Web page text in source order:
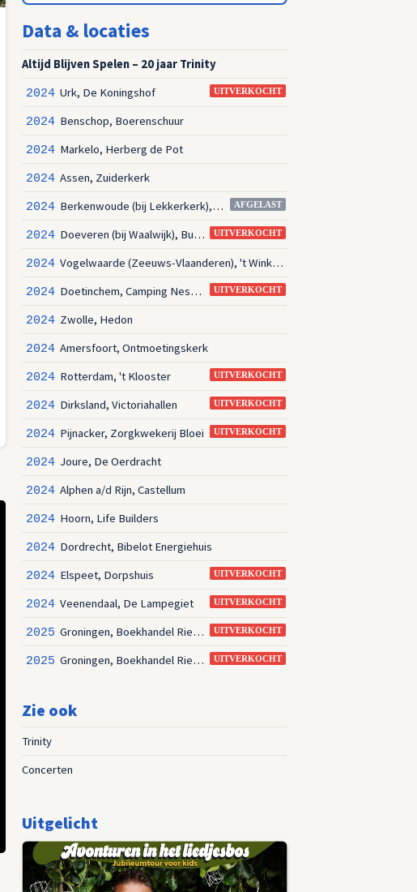
Data & locaties
Altijd Blijven Spelen – 20 jaar Trinity
UITVERKOCHT
2024 Urk, De Koningshof
2024 Benschop, Boerenschuur
2024 Markelo, Herberg de Pot
2024 Assen, Zuiderkerk
AFGELAST
2024 Berkenwoude (bij Lekkerkerk), Centrum De Zwaan
UITVERKOCHT
2024 Doeveren (bij Waalwijk), Buurtschuur
2024 Vogelwaarde (Zeeuws-Vlaanderen), 't Winkeltje Leger des Heils
UITVERKOCHT
2024 Doetinchem, Camping Nessst
2024 Zwolle, Hedon
2024 Amersfoort, Ontmoetingskerk
UITVERKOCHT
2024 Rotterdam, 't Klooster
UITVERKOCHT
2024 Dirksland, Victoriahallen
UITVERKOCHT
2024 Pijnacker, Zorgkwekerij Bloei
2024 Joure, De Oerdracht
2024 Alphen a/d Rijn, Castellum
2024 Hoorn, Life Builders
2024 Dordrecht, Bibelot Energiehuis
UITVERKOCHT
2024 Elspeet, Dorpshuis
UITVERKOCHT
2024 Veenendaal, De Lampegiet
UITVERKOCHT
2025 Groningen, Boekhandel Riemer
UITVERKOCHT
2025 Groningen, Boekhandel Riemer
Zie ook
Trinity
Concerten
Uitgelicht